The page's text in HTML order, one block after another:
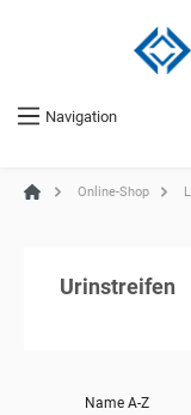
Navigation
Online-Shop
Urinstreifen